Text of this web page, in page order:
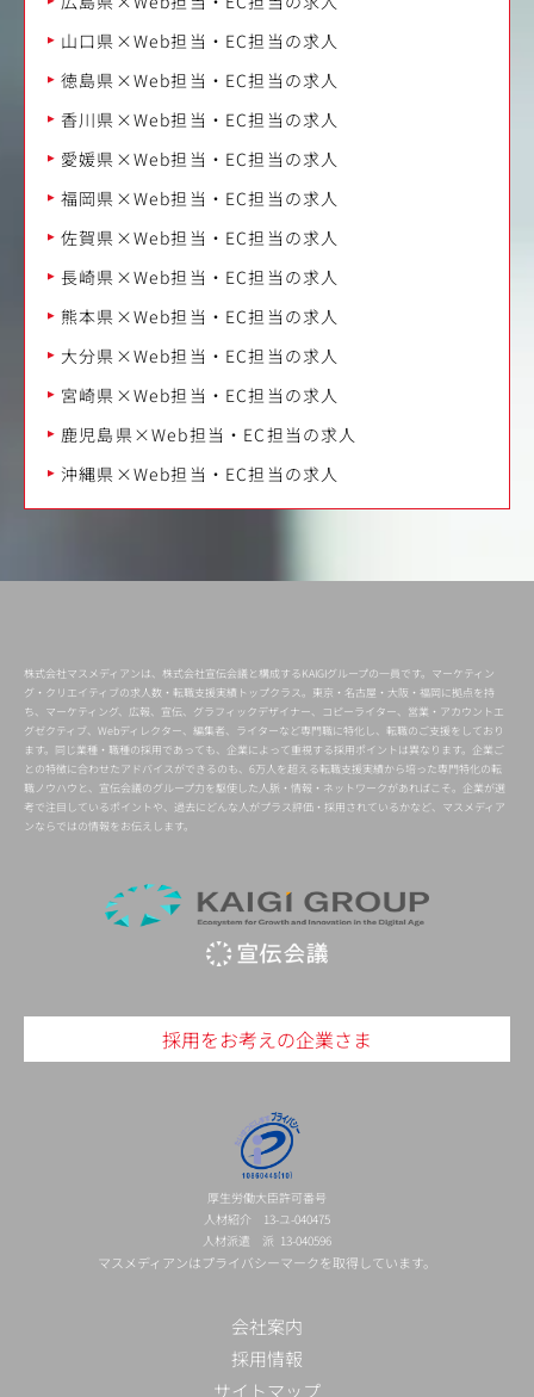
山口県×Web担当・EC担当の求人
徳島県×Web担当・EC担当の求人
香川県×Web担当・EC担当の求人
愛媛県×Web担当・EC担当の求人
福岡県×Web担当・EC担当の求人
佐賀県×Web担当・EC担当の求人
長崎県×Web担当・EC担当の求人
熊本県×Web担当・EC担当の求人
大分県×Web担当・EC担当の求人
宮崎県×Web担当・EC担当の求人
鹿児島県×Web担当・EC担当の求人
沖縄県×Web担当・EC担当の求人
株式会社マスメディアンは、株式会社宣伝会議と構成するKAIGIグループの一員です。マーケティン
グ・クリエイティブの求人数・転職支援実績トップクラス。東京・名古屋・大阪・福岡に拠点を持
ち、マーケティング、広報、宣伝、グラフィックデザイナー、コピーライター、営業・アカウントエ
グゼクティブ、Webディレクター、編集者、ライターなど専門職に特化し、転職のご支援をしており
ます。同じ業種・職種の採用であっても、企業によって重視する採用ポイントは異なります。企業ご
との特徴に合わせたアドバイスができるのも、6万人を超える転職支援実績から培った専門特化の転
職ノウハウと、宣伝会議のグループ力を駆使した人脈・情報・ネットワークがあればこそ。企業が選
考で注目しているポイントや、過去にどんな人がプラス評価・採用されているかなど、マスメディア
ンならではの情報をお伝えします。
採用をお考えの企業さま
厚生労働大臣許可番号
人材紹介 13-ユ-040475
人材派遣 派 13-040596
マスメディアンはプライバシーマークを取得しています。
会社案内
採用情報
サイトマップ